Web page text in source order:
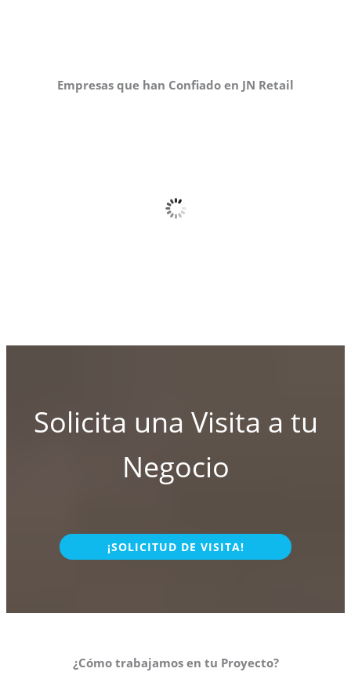
Empresas que han Confiado en JN Retail
Solicita una Visita a tu
Negocio
¡SOLICITUD DE VISITA!
¿Cómo trabajamos en tu Proyecto?